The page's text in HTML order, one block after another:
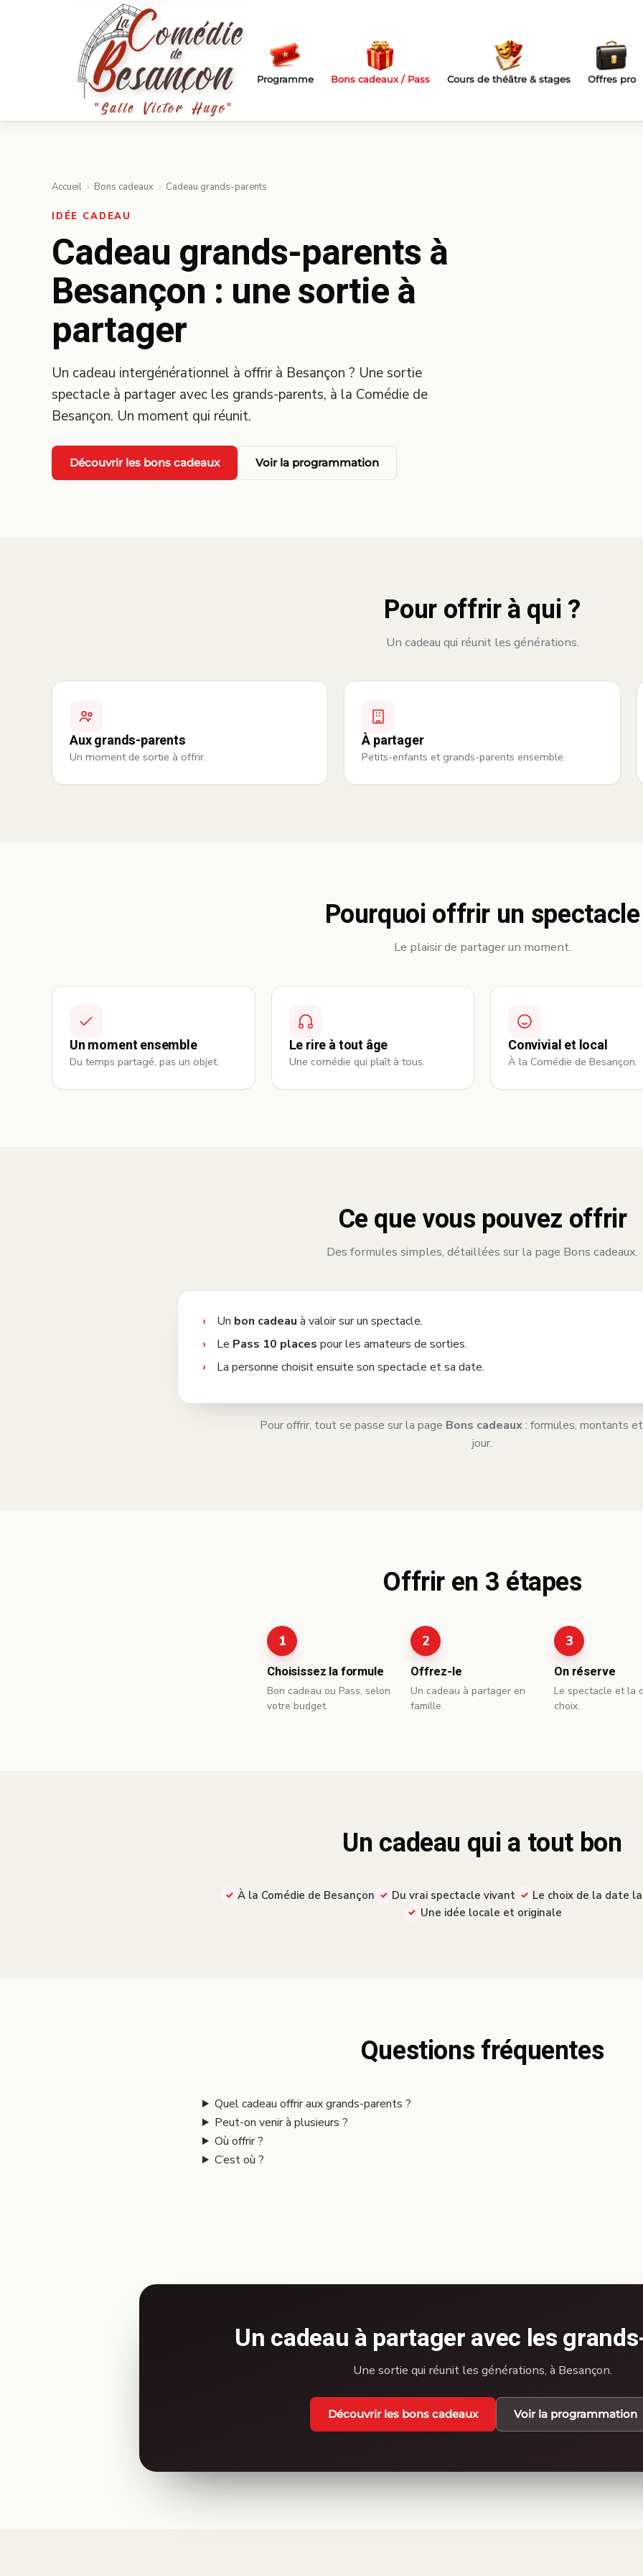
Passer au contenu principal
Programme Bons cadeaux / Pass Cours de théâtre & stages Offres pro
Accueil › Bons cadeaux › Cadeau grands-parents
IDÉE CADEAU
Cadeau grands-parents à
Besançon : une sortie à
partager
Un cadeau intergénérationnel à offrir à Besançon ? Une sortie
spectacle à partager avec les grands-parents, à la Comédie de
Besançon. Un moment qui réunit.
Découvrir les bons cadeaux Voir la programmation
Pour offrir à qui ?
Un cadeau qui réunit les générations.
Aux grands-parents
Un moment de sortie à offrir.
À partager
Petits-enfants et grands-parents ensemble.
Pourquoi offrir un spectacle
Le plaisir de partager un moment.
Un moment ensemble
Du temps partagé, pas un objet.
Le rire à tout âge
Une comédie qui plaît à tous.
Convivial et local
À la Comédie de Besançon.
Ce que vous pouvez offrir
Des formules simples, détaillées sur la page Bons cadeaux.
Un bon cadeau à valoir sur un spectacle.
Le Pass 10 places pour les amateurs de sorties.
La personne choisit ensuite son spectacle et sa date.
Pour offrir, tout se passe sur la page Bons cadeaux: formules, montants
jour.
Offrir en 3 étapes
Choisissez la formule
Bon cadeau ou Pass, selon
votre budget.
Offrez-le
Un cadeau à partager en
famille.
On réserve
Le spectacle et la
choix.
Un cadeau qui a tout bon
À la Comédie de Besançon Du vrai spectacle vivant
Le choix de la date
Une idée locale et originale
Questions fréquentes
Quel cadeau offrir aux grands-parents ?
Peut-on venir à plusieurs ?
Où offrir ?
C’est où ?
Un cadeau à partager avec les
Une sortie qui réunit les générations, à Besançon.
Découvrir les bons cadeaux Voir la programmation